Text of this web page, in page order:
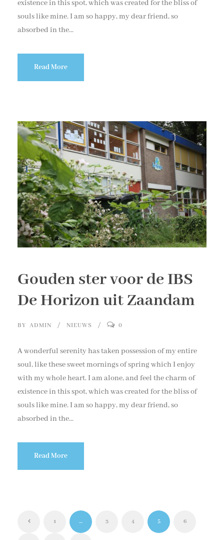
existence in this spot, which was created for the bliss of
souls like mine. I am so happy, my dear friend, so
absorbed in the...
Read More
Gouden ster voor de IBS
De Horizon uit Zaandam
BY ADMIN NIEUWS 0
A wonderful serenity has taken possession of my entire
soul, like these sweet mornings of spring which I enjoy
with my whole heart. I am alone, and feel the charm of
existence in this spot, which was created for the bliss of
souls like mine. I am so happy, my dear friend, so
absorbed in the...
Read More
1 … 3 4 5 6